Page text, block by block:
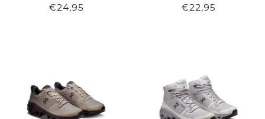
€24,95
GRIJS
€22,95